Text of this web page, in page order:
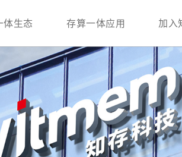
体生态 存算一体应用 加入